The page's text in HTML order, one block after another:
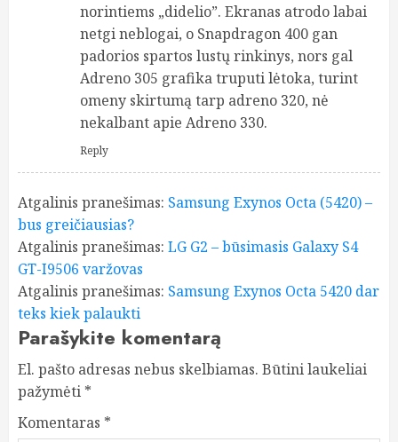
norintiems „didelio”. Ekranas atrodo labai
netgi neblogai, o Snapdragon 400 gan
padorios spartos lustų rinkinys, nors gal
Adreno 305 grafika truputi lėtoka, turint
omeny skirtumą tarp adreno 320, nė
nekalbant apie Adreno 330.
Reply
Atgalinis pranešimas: Samsung Exynos Octa (5420) –
bus greičiausias?
Atgalinis pranešimas: LG G2 – būsimasis Galaxy S4
GT-I9506 varžovas
Atgalinis pranešimas: Samsung Exynos Octa 5420 dar
teks kiek palaukti
Parašykite komentarą
El. pašto adresas nebus skelbiamas. Būtini laukeliai
pažymėti *
Komentaras *